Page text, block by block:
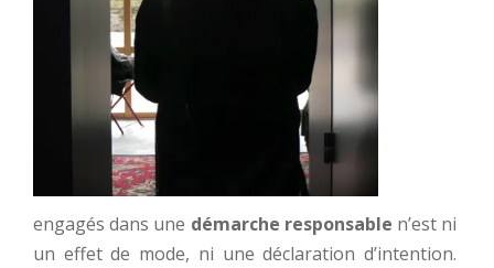
engagés dans une démarche responsable n’est ni
un effet de mode, ni une déclaration d’intention.